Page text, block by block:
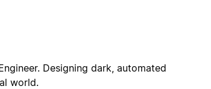
Designing dark, automated
world.